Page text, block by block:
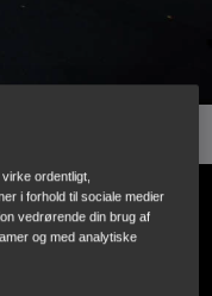
MED
ordentligt,
i forhold til sociale medier
vedrørende din brug af
og med analytiske